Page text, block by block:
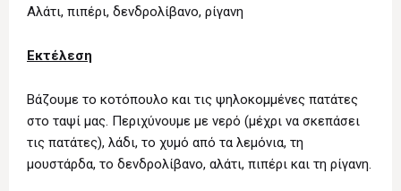
Αλάτι, πιπέρι, δενδρολίβανο, ρίγανη
Εκτέλεση
Βάζουμε το κοτόπουλο και τις ψηλοκομμένες πατάτες
στο ταψί μας. Περιχύνουμε με νερό (μέχρι να σκεπάσει
τις πατάτες), λάδι, το χυμό από τα λεμόνια, τη
μουστάρδα, το δενδρολίβανο, αλάτι, πιπέρι και τη ρίγανη.